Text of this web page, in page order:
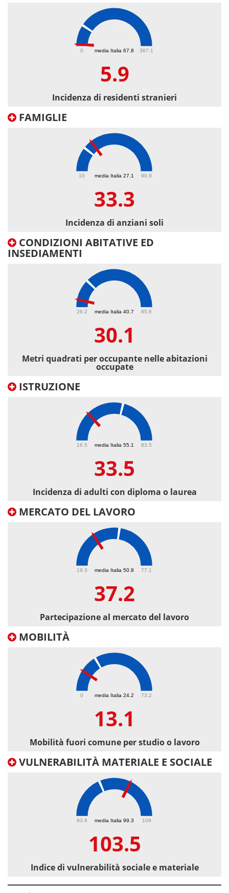
media Italia 67.8
0 367.1
5.9
Incidenza di residenti stranieri
FAMIGLIE
media Italia 27.1
10 90.9
33.3
Incidenza di anziani soli
CONDIZIONI ABITATIVE ED
INSEDIAMENTI
media Italia 40.7
26.2 85.6
30.1
Metri quadrati per occupante nelle abitazioni
occupate
ISTRUZIONE
media Italia 55.1
16.5 83.5
33.5
Incidenza di adulti con diploma o laurea
MERCATO DEL LAVORO
media Italia 50.8
19.3 77.1
37.2
Partecipazione al mercato del lavoro
MOBILITÀ
media Italia 24.2
0 73.2
13.1
Mobilità fuori comune per studio o lavoro
VULNERABILITÀ MATERIALE E SOCIALE
media Italia 99.3
93.6 109
103.5
Indice di vulnerabilità sociale e materiale